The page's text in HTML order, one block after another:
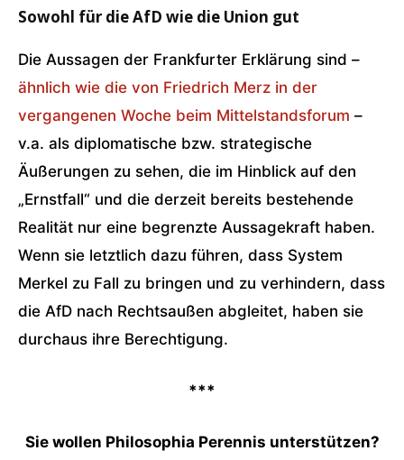
Sowohl für die AfD wie die Union gut
Die Aussagen der Frankfurter Erklärung sind –
ähnlich wie die von Friedrich Merz in der
vergangenen Woche beim Mittelstandsforum –
v.a. als diplomatische bzw. strategische
Äußerungen zu sehen, die im Hinblick auf den
„Ernstfall“ und die derzeit bereits bestehende
Realität nur eine begrenzte Aussagekraft haben.
Wenn sie letztlich dazu führen, dass System
Merkel zu Fall zu bringen und zu verhindern, dass
die AfD nach Rechtsaußen abgleitet, haben sie
durchaus ihre Berechtigung.
***
Sie wollen Philosophia Perennis unterstützen?